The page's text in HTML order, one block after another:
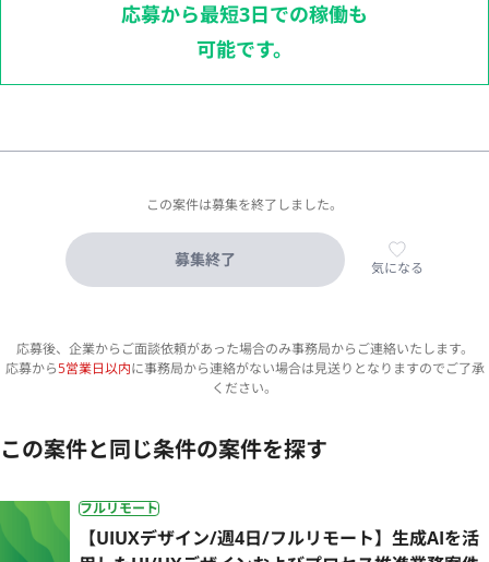
応募から最短3日での稼働も
可能です。
この案件は募集を終了しました。
募集終了 気になる
応募後、企業からご面談依頼があった場合のみ事務局からご連絡いたします。
応募から5営業日以内に事務局から連絡がない場合は見送りとなりますのでご了承
ください。
この案件と同じ条件の案件を探す
フルリモート
【UIUXデザイン/週4日/フルリモート】生成AIを活